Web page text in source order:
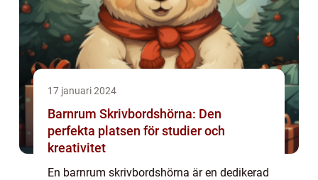
17 januari 2024
Barnrum Skrivbordshörna: Den
perfekta platsen för studier och
kreativitet
En barnrum skrivbordshörna är en dedikerad